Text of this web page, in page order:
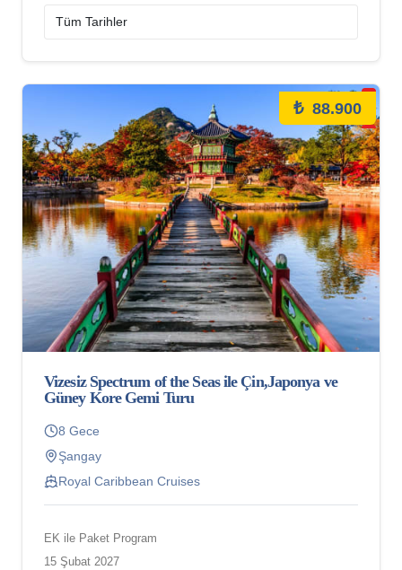
₺ 88.900
Vizesiz Spectrum of the Seas ile Çin,Japonya ve
Güney Kore Gemi Turu
8 Gece
Şangay
Royal Caribbean Cruises
EK ile Paket Program
15 Şubat 2027